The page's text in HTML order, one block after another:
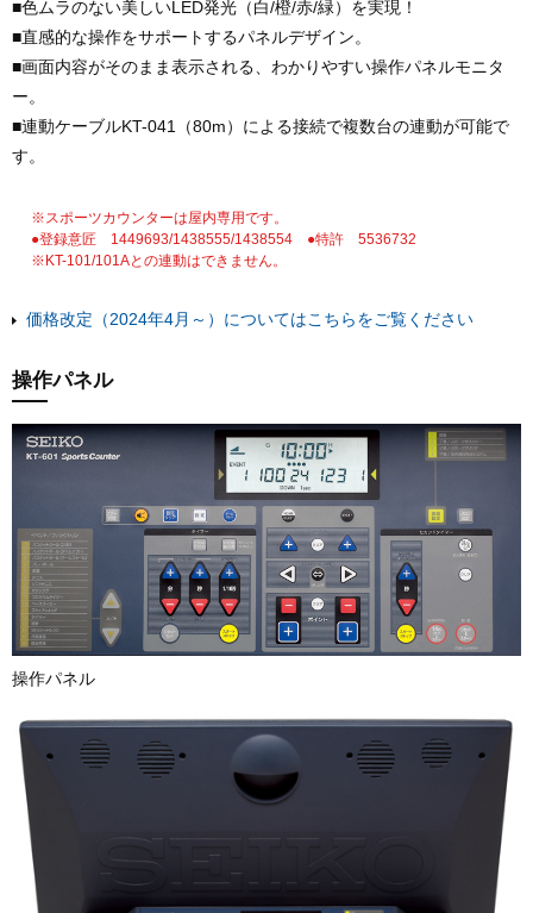
■色ムラのない美しいLED発光（白/橙/赤/緑）を実現！
■直感的な操作をサポートするパネルデザイン。
■画面内容がそのまま表示される、わかりやすい操作パネルモニタ
ー。
■連動ケーブルKT-041（80m）による接続で複数台の連動が可能で
す。
※スポーツカウンターは屋内専用です。
●登録意匠 1449693/1438555/1438554 ●特許 5536732
※KT-101/101Aとの連動はできません。
価格改定（2024年4月～）についてはこちらをご覧ください
操作パネル
操作パネル